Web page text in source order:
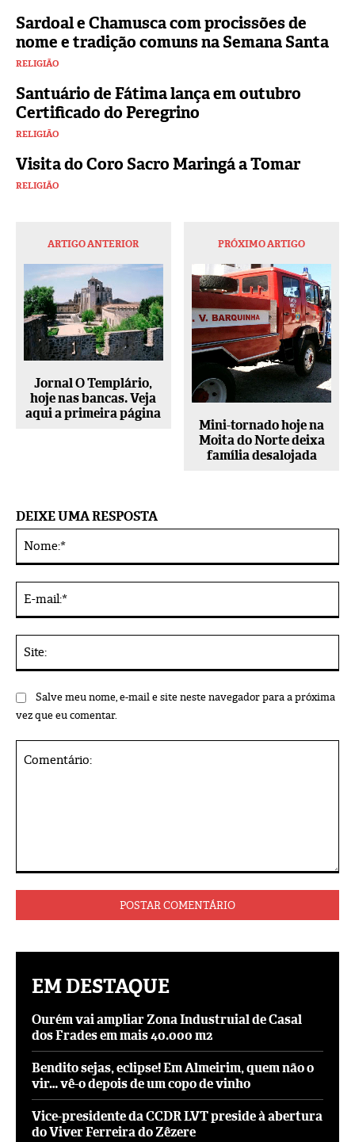
Sardoal e Chamusca com procissões de
nome e tradição comuns na Semana Santa
RELIGIÃO
Santuário de Fátima lança em outubro
Certificado do Peregrino
RELIGIÃO
Visita do Coro Sacro Maringá a Tomar
RELIGIÃO
ARTIGO ANTERIOR
Jornal O Templário,
hoje nas bancas. Veja
aqui a primeira página
PRÓXIMO ARTIGO
Mini-tornado hoje na
Moita do Norte deixa
família desalojada
DEIXE UMA RESPOSTA
Salve meu nome, e-mail e site neste navegador para a próxima
vez que eu comentar.
EM DESTAQUE
Ourém vai ampliar Zona Industruial de Casal
dos Frades em mais 40.000 m2
Bendito sejas, eclipse! Em Almeirim, quem não o
vir… vê-o depois de um copo de vinho
Vice-presidente da CCDR LVT preside à abertura
do Viver Ferreira do Zêzere